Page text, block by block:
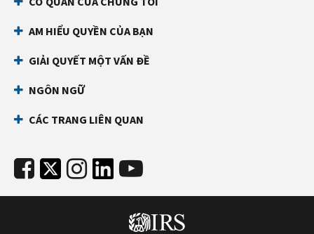
AM HIỂU QUYỀN CỦA BẠN
GIẢI QUYẾT MỘT VẤN ĐỀ
NGÔN NGỮ
CÁC TRANG LIÊN QUAN